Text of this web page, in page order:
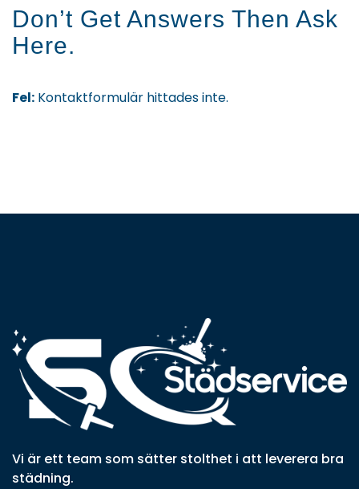
Don’t Get Answers Then Ask
Here.
Fel: Kontaktformulär hittades inte.
Vi är ett team som sätter stolthet i att leverera bra
städning.